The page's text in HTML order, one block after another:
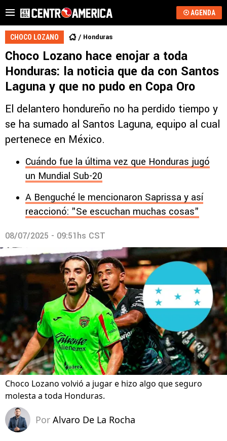
AGENDA
CHOCO LOZANO Honduras
Choco Lozano hace enojar a toda
Honduras: la noticia que da con Santos
Laguna y que no pudo en Copa Oro
El delantero hondureño no ha perdido tiempo y
se ha sumado al Santos Laguna, equipo al cual
pertenece en México.
Cuándo fue la última vez que Honduras jugó
un Mundial Sub-20
A Benguché le mencionaron Saprissa y así
reaccionó: "Se escuchan muchas cosas"
08/07/2025 - 09:51hs CST
Choco Lozano volvió a jugar e hizo algo que seguro
molesta a toda Honduras.
Por Alvaro De La Rocha